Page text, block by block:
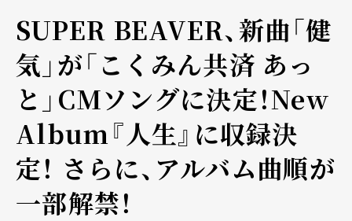
SUPER BEAVER、新曲「健
気」が「こくみん共済 あっ
と」CMソングに決定！New
Album『人生』に収録決
定！ さらに、アルバム曲順が
一部解禁！